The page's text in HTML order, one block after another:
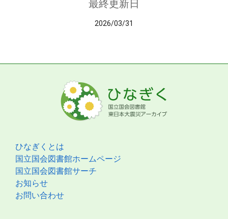
最終更新日
2026/03/31
ひなぎくとは
国立国会図書館ホームページ
国立国会図書館サーチ
お知らせ
お問い合わせ